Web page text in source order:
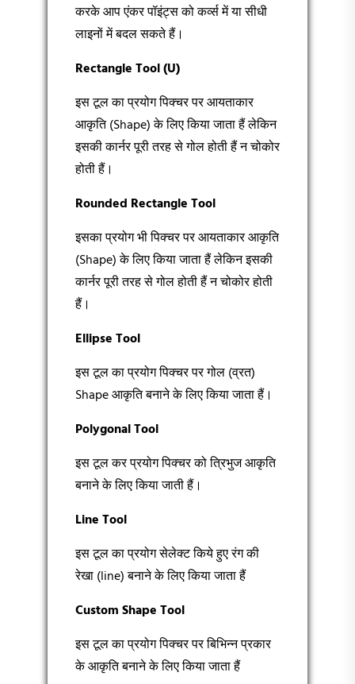
करके आप एंकर पॉइंट्स को कर्व्स में या सीधी
लाइनों में बदल सकते हैं।
Rectangle Tool (U)
इस टूल का प्रयोग पिक्चर पर आयताकार
आकृति (Shape) के लिए किया जाता हैं लेकिन
इसकी कार्नर पूरी तरह से गोल होती हैं न चोकोर
होती हैं।
Rounded Rectangle Tool
इसका प्रयोग भी पिक्चर पर आयताकार आकृति
(Shape) के लिए किया जाता हैं लेकिन इसकी
कार्नर पूरी तरह से गोल होती हैं न चोकोर होती
हैं।
Ellipse Tool
इस टूल का प्रयोग पिक्चर पर गोल (व्रत)
Shape आकृति बनाने के लिए किया जाता हैं।
Polygonal Tool
इस टूल कर प्रयोग पिक्चर को त्रिभुज आकृति
बनाने के लिए किया जाती हैं।
Line Tool
इस टूल का प्रयोग सेलेक्ट किये हुए रंग की
रेखा (line) बनाने के लिए किया जाता हैं
Custom Shape Tool
इस टूल का प्रयोग पिक्चर पर बिभिन्न प्रकार
के आकृति बनाने के लिए किया जाता हैं